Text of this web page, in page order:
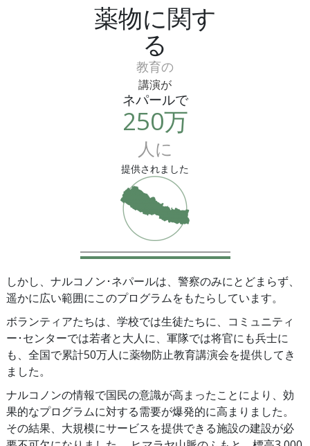
薬物に関す
る
教育の
講演が
ネパールで
250万
人に
提供されました
しかし、ナルコノン･ネパールは、警察のみにとどまらず、
遥かに広い範囲にこのプログラムをもたらしています。
ボランティアたちは、学校では生徒たちに、コミュニティ
ー･センターでは若者と大人に、軍隊では将官にも兵士に
も、全国で累計50万人に薬物防止教育講演会を提供してき
ました。
ナルコノンの情報で国民の意識が高まったことにより、効
果的なプログラムに対する需要が爆発的に高まりました。
その結果、大規模にサービスを提供できる施設の建設が必